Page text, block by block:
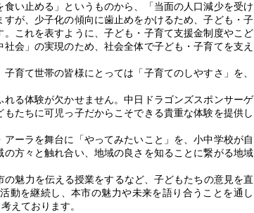
い止める」というものから、「当面の人口減少を受け
が、少子化の傾向に歯止めをかけるため、子ども・子
これを表すように、子ども・子育て支援金制度やこど
会」の実現のため、社会全体で子ども・子育てを支え
育て世帯の皆様にとっては「子育てのしやすさ」を、
る体験が欠かせません。中日ドラゴンズスポンサーゲ
たちに可児っ子だからこそできる貴重な体験を提供し
ーラを舞台に「やってみたいこと」を、小中学校が自
方々と触れ合い、地域の良さを知ることに繋がる地域
魅力を伝える授業をするなど、子どもたちの意見を直
動を継続し、本市の魅力や未来を語り合うことを通し
えております。